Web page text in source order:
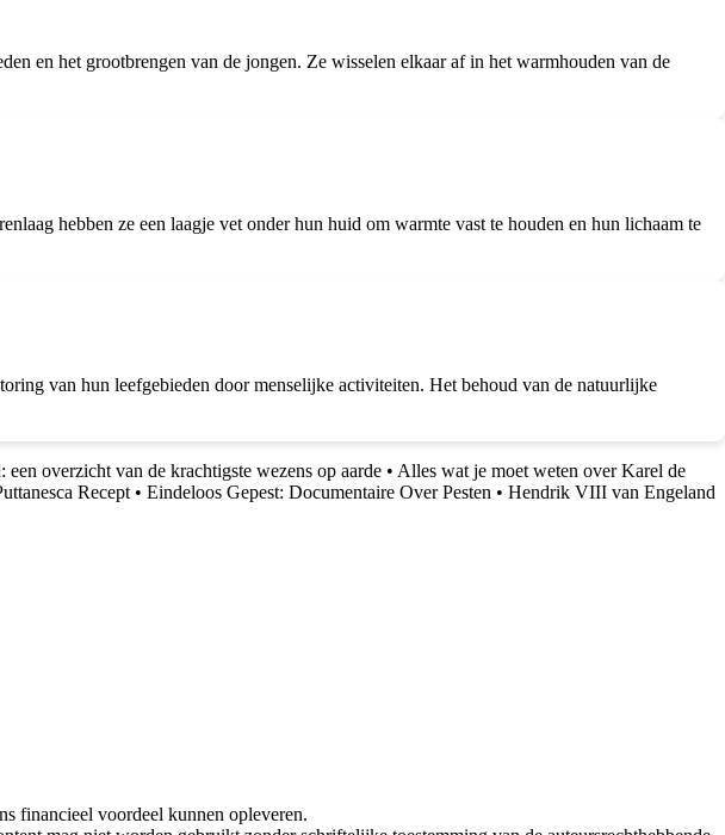
en het grootbrengen van de jongen. Ze wisselen elkaar af in het warmhouden van de
hebben ze een laagje vet onder hun huid om warmte vast te houden en hun lichaam te
van hun leefgebieden door menselijke activiteiten. Het behoud van de natuurlijke
een overzicht van de krachtigste wezens op aarde • Alles wat je moet weten over Karel de
Recept • Eindeloos Gepest: Documentaire Over Pesten • Hendrik VIII van Engeland
financieel voordeel kunnen opleveren.